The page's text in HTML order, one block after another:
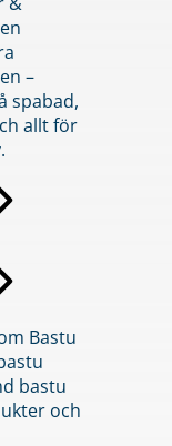
–
spabad,
allt för
Bastu
bastu
och